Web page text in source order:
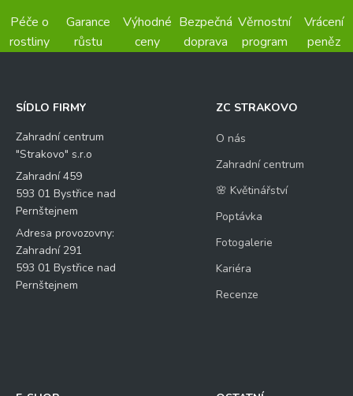
Péče o
rostliny
Garance
růstu
Výhodné
ceny
Bezpečná
doprava
Věrnostní
program
Vrácení
peněz
SÍDLO FIRMY
Zahradní centrum
"Strakovo" s.r.o
Zahradní 459
593 01 Bystřice nad
Pernštejnem
Adresa provozovny:
Zahradní 291
593 01 Bystřice nad
Pernštejnem
ZC STRAKOVO
O nás
Zahradní centrum
🌸 Květinářství
Poptávka
Fotogalerie
Kariéra
Recenze